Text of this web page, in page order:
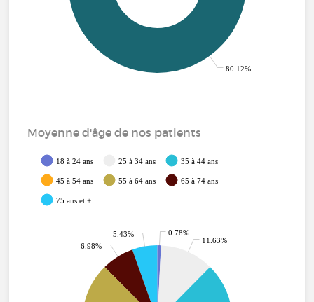
80.12%
Moyenne d'âge de nos patients
18 à 24 ans 25 à 34 ans 35 à 44 ans
45 à 54 ans 55 à 64 ans 65 à 74 ans
75 ans et +
0.78%
11.63%
6.98%
5.43%